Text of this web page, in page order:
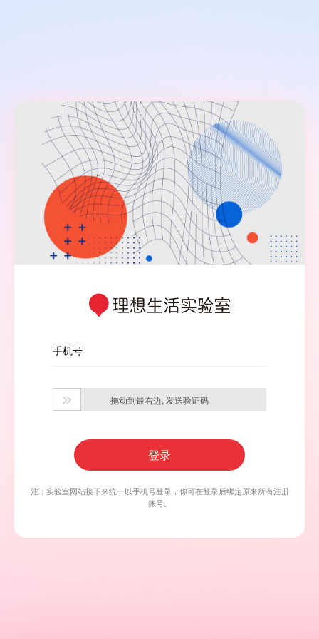
手机号
 拖动到最右边, 发送验证码
登录
注：实验室网站接下来统一以手机号登录，你可在登录后绑定原来所有注册
账号。